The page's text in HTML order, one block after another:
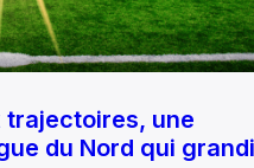
une
du Nord qui